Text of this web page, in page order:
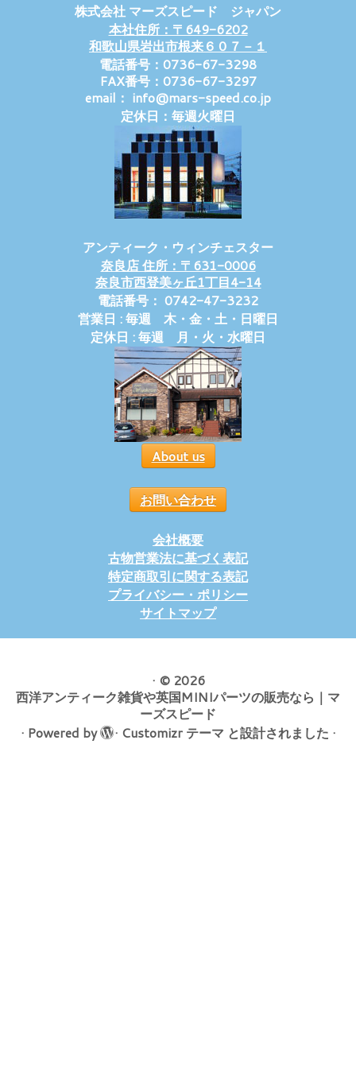
株式会社 マーズスピード ジャパン
本社住所：〒649-6202
和歌山県岩出市根来６０７－１
電話番号：0736-67-3298
FAX番号：0736-67-3297
email： info@mars-speed.co.jp
定休日：毎週火曜日
アンティーク・ウィンチェスター
奈良店 住所：〒631-0006
奈良市西登美ヶ丘1丁目4-14
電話番号： 0742-47-3232
営業日 : 毎週 木・金・土・日曜日
定休日 : 毎週 月・火・水曜日
About us
お問い合わせ
会社概要
古物営業法に基づく表記
特定商取引に関する表記
プライバシー・ポリシー
サイトマップ
· © 2026
西洋アンティーク雑貨や英国MINIパーツの販売なら｜マ
ーズスピード
· Powered by · Customizr テーマ と設計されました ·